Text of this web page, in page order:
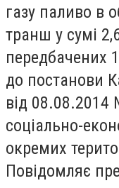
газу паливо в
транш у сумі
передбачених
до постанови
від 08.08.2014
соціально-
окремих
Повідомляє